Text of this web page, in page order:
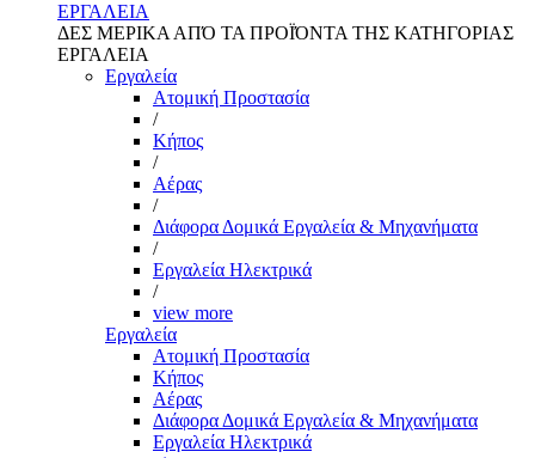
ΕΡΓΑΛΕΙΑ
ΔΕΣ ΜΕΡΙΚΑ ΑΠΌ ΤΑ ΠΡΟΪΌΝΤΑ ΤΗΣ ΚΑΤΗΓΟΡΙΑΣ
ΕΡΓΑΛΕΙΑ
Εργαλεία
Aτομική Προστασία
/
Kήπος
/
Αέρας
/
Διάφορα Δομικά Εργαλεία & Μηχανήματα
/
Εργαλεία Ηλεκτρικά
/
view more
Εργαλεία
Aτομική Προστασία
Kήπος
Αέρας
Διάφορα Δομικά Εργαλεία & Μηχανήματα
Εργαλεία Ηλεκτρικά